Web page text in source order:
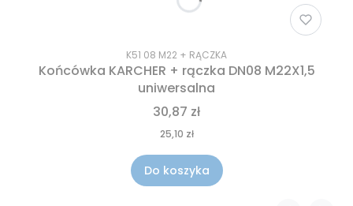
K51 08 M22 + RĄCZKA
Końcówka KARCHER + rączka DN08 M22X1,5
uniwersalna
30,87 zł
25,10 zł
Do koszyka